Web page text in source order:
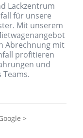
Lackzentrum
für unsere
Mit unserem
Abrechnung mit
profitieren
und
>